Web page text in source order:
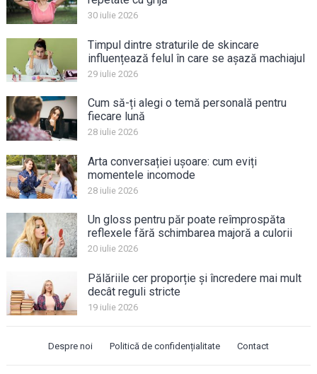
30 iulie 2026
Timpul dintre straturile de skincare
influențează felul în care se așază machiajul
29 iulie 2026
Cum să-ți alegi o temă personală pentru
fiecare lună
28 iulie 2026
Arta conversației ușoare: cum eviți
momentele incomode
28 iulie 2026
Un gloss pentru păr poate reîmprospăta
reflexele fără schimbarea majoră a culorii
20 iulie 2026
Pălăriile cer proporție și încredere mai mult
decât reguli stricte
19 iulie 2026
Despre noi Politică de confidențialitate Contact